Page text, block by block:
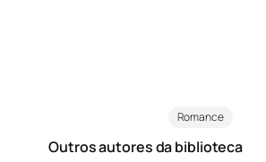
Romance
Outros autores da biblioteca